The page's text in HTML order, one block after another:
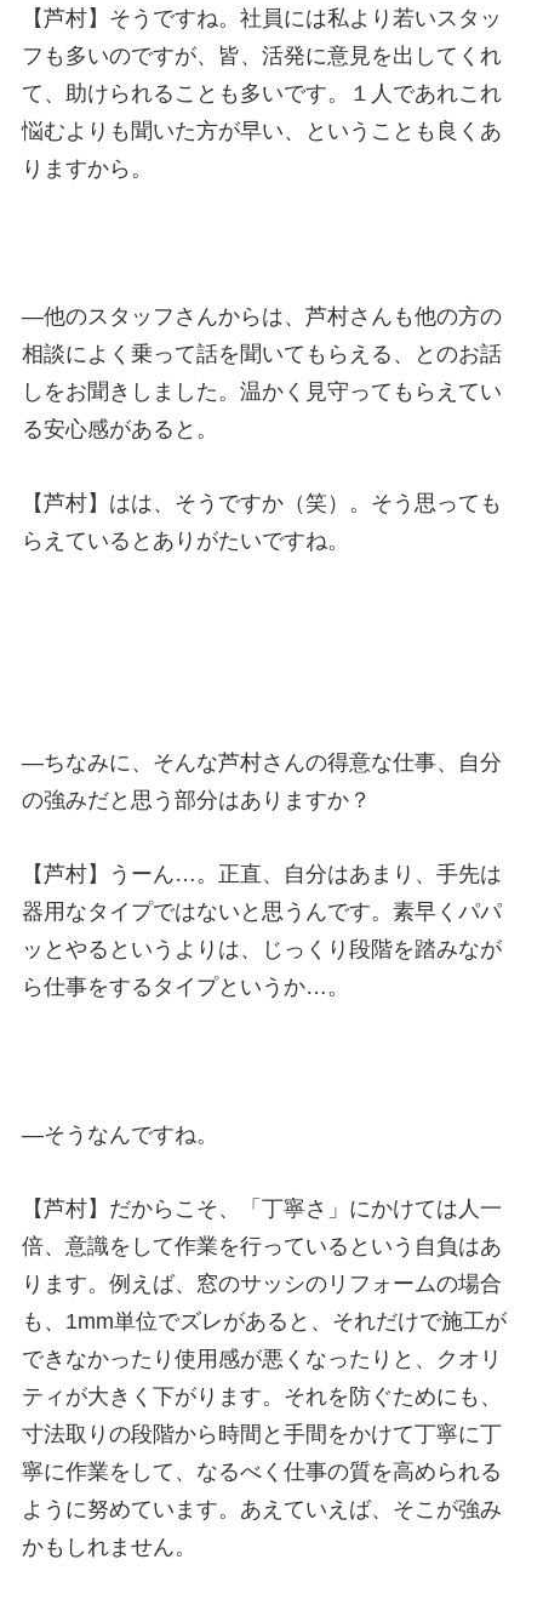
【芦村】そうですね。社員には私より若いスタッ
フも多いのですが、皆、活発に意見を出してくれ
て、助けられることも多いです。１人であれこれ
悩むよりも聞いた方が早い、ということも良くあ
りますから。
—他のスタッフさんからは、芦村さんも他の方の
相談によく乗って話を聞いてもらえる、とのお話
しをお聞きしました。温かく見守ってもらえてい
る安心感があると。
【芦村】はは、そうですか（笑）。そう思っても
らえているとありがたいですね。
—ちなみに、そんな芦村さんの得意な仕事、自分
の強みだと思う部分はありますか？
【芦村】うーん…。正直、自分はあまり、手先は
器用なタイプではないと思うんです。素早くパパ
ッとやるというよりは、じっくり段階を踏みなが
ら仕事をするタイプというか…。
—そうなんですね。
【芦村】 だからこそ、「丁寧さ」にかけては人一
倍、意識をして作業を行っているという自負はあ
ります。例えば、窓のサッシのリフォームの場合
も、 1mm単位でズレがあると、それだけで施工が
できなかったり使用感が悪くなったりと、クオリ
ティが大きく下がります。それを防ぐためにも、
寸法取りの段階から時間と手間をかけて丁寧に丁
寧に作業をして、なるべく仕事の質を高められる
ように努めています。あえていえば、そこが強み
かもしれません。